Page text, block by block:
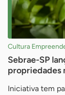
Cultura
Sebrae-SP
propriedades
Iniciativa tem